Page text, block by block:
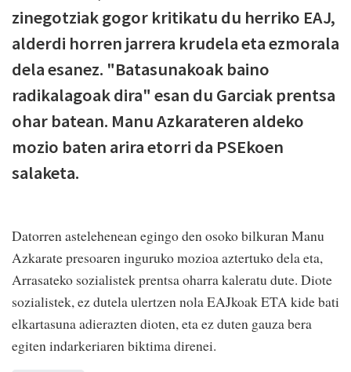
zinegotziak gogor kritikatu du herriko EAJ,
alderdi horren jarrera krudela eta ezmorala
dela esanez. "Batasunakoak baino
radikalagoak dira" esan du Garciak prentsa
ohar batean. Manu Azkarateren aldeko
mozio baten arira etorri da PSEkoen
salaketa.
Datorren astelehenean egingo den osoko bilkuran Manu
Azkarate presoaren inguruko mozioa aztertuko dela eta,
Arrasateko sozialistek prentsa oharra kaleratu dute. Diote
sozialistek, ez dutela ulertzen nola EAJkoak ETA kide bati
elkartasuna adierazten dioten, eta ez duten gauza bera
egiten indarkeriaren biktima direnei.